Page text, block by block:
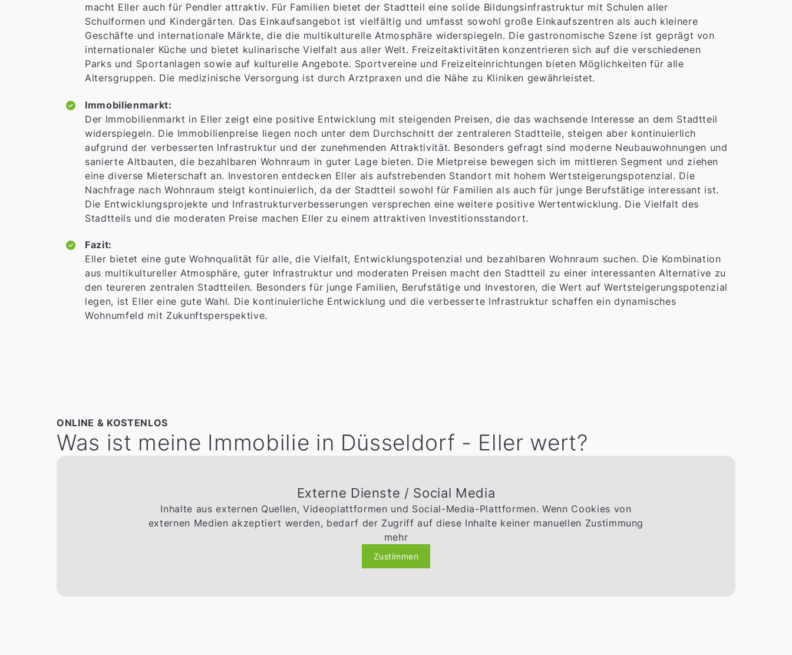
macht Eller auch für Pendler attraktiv. Für Familien bietet der Stadtteil eine solide Bildungsinfrastruktur mit Schulen aller
Schulformen und Kindergärten. Das Einkaufsangebot ist vielfältig und umfasst sowohl große Einkaufszentren als auch kleinere
Geschäfte und internationale Märkte, die die multikulturelle Atmosphäre widerspiegeln. Die gastronomische Szene ist geprägt von
internationaler Küche und bietet kulinarische Vielfalt aus aller Welt. Freizeitaktivitäten konzentrieren sich auf die verschiedenen
Parks und Sportanlagen sowie auf kulturelle Angebote. Sportvereine und Freizeiteinrichtungen bieten Möglichkeiten für alle
Altersgruppen. Die medizinische Versorgung ist durch Arztpraxen und die Nähe zu Kliniken gewährleistet.
Immobilienmarkt:
Der Immobilienmarkt in Eller zeigt eine positive Entwicklung mit steigenden Preisen, die das wachsende Interesse an dem Stadtteil
widerspiegeln. Die Immobilienpreise liegen noch unter dem Durchschnitt der zentraleren Stadtteile, steigen aber kontinuierlich
aufgrund der verbesserten Infrastruktur und der zunehmenden Attraktivität. Besonders gefragt sind moderne Neubauwohnungen und
sanierte Altbauten, die bezahlbaren Wohnraum in guter Lage bieten. Die Mietpreise bewegen sich im mittleren Segment und ziehen
eine diverse Mieterschaft an. Investoren entdecken Eller als aufstrebenden Standort mit hohem Wertsteigerungspotenzial. Die
Nachfrage nach Wohnraum steigt kontinuierlich, da der Stadtteil sowohl für Familien als auch für junge Berufstätige interessant ist.
Die Entwicklungsprojekte und Infrastrukturverbesserungen versprechen eine weitere positive Wertentwicklung. Die Vielfalt des
Stadtteils und die moderaten Preise machen Eller zu einem attraktiven Investitionsstandort.
Fazit:
Eller bietet eine gute Wohnqualität für alle, die Vielfalt, Entwicklungspotenzial und bezahlbaren Wohnraum suchen. Die Kombination
aus multikultureller Atmosphäre, guter Infrastruktur und moderaten Preisen macht den Stadtteil zu einer interessanten Alternative zu
den teureren zentralen Stadtteilen. Besonders für junge Familien, Berufstätige und Investoren, die Wert auf Wertsteigerungspotenzial
legen, ist Eller eine gute Wahl. Die kontinuierliche Entwicklung und die verbesserte Infrastruktur schaffen ein dynamisches
Wohnumfeld mit Zukunftsperspektive.
ONLINE & KOSTENLOS
Was ist meine Immobilie in Düsseldorf - Eller wert?
Externe Dienste / Social Media
Inhalte aus externen Quellen, Videoplattformen und Social-Media-Plattformen. Wenn Cookies von
externen Medien akzeptiert werden, bedarf der Zugriff auf diese Inhalte keiner manuellen Zustimmung
mehr
Zustimmen